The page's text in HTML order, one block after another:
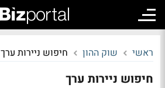
ראשי שוק ההון חיפוש ניירות ערך
חיפוש ניירות ערך